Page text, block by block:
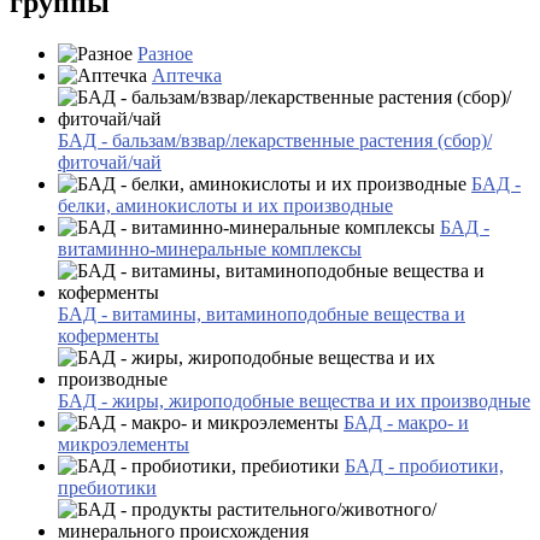
Разное
Аптечка
БАД - бальзам/взвар/лекарственные растения (сбор)/
фиточай/чай
БАД -
белки, аминокислоты и их производные
БАД -
витаминно-минеральные комплексы
БАД - витамины, витаминоподобные вещества и
коферменты
БАД - жиры, жироподобные вещества и их производные
БАД - макро- и
микроэлементы
БАД - пробиотики,
пребиотики